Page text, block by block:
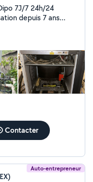
depuis 7 ans
Contacter
Auto-entrepreneur